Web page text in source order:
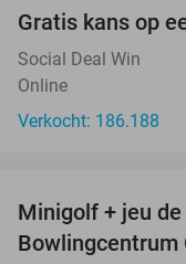
Gratis kans op
Social Deal Win
Online
Verkocht: 186.188
NEW
TODAY
Minigolf + jeu
Bowlingcentrum